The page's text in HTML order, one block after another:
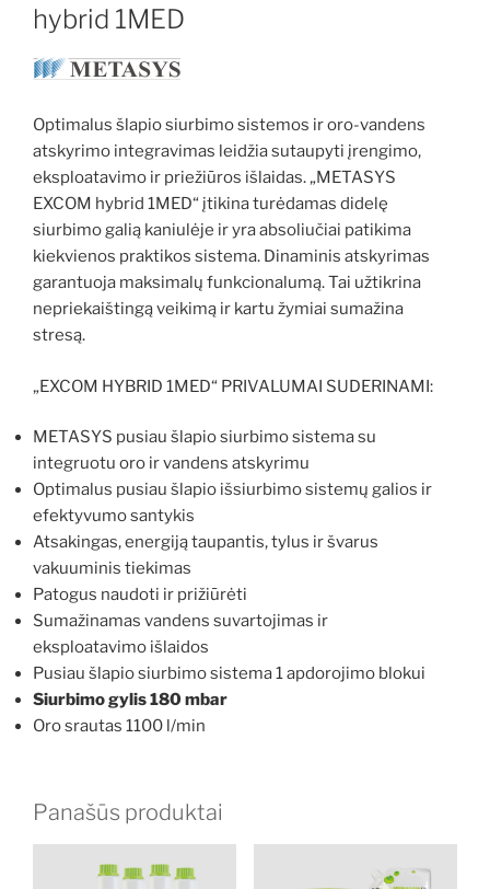
hybrid 1MED
Optimalus šlapio siurbimo sistemos ir oro-vandens
atskyrimo integravimas leidžia sutaupyti įrengimo,
eksploatavimo ir priežiūros išlaidas. „METASYS
EXCOM hybrid 1MED“ įtikina turėdamas didelę
siurbimo galią kaniulėje ir yra absoliučiai patikima
kiekvienos praktikos sistema. Dinaminis atskyrimas
garantuoja maksimalų funkcionalumą. Tai užtikrina
nepriekaištingą veikimą ir kartu žymiai sumažina
stresą.
„EXCOM HYBRID 1MED“ PRIVALUMAI SUDERINAMI:
METASYS pusiau šlapio siurbimo sistema su
integruotu oro ir vandens atskyrimu
Optimalus pusiau šlapio išsiurbimo sistemų galios ir
efektyvumo santykis
Atsakingas, energiją taupantis, tylus ir švarus
vakuuminis tiekimas
Patogus naudoti ir prižiūrėti
Sumažinamas vandens suvartojimas ir
eksploatavimo išlaidos
Pusiau šlapio siurbimo sistema 1 apdorojimo blokui
Siurbimo gylis 180 mbar
Oro srautas 1100 l/min
Panašūs produktai